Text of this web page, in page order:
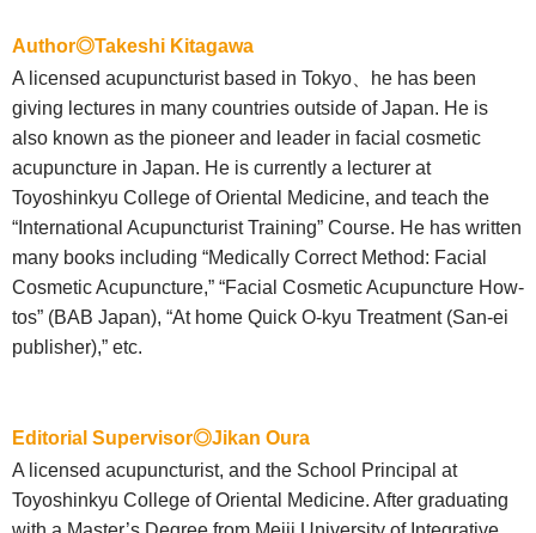
Author◎Takeshi Kitagawa
A licensed acupuncturist based in Tokyo、he has been
giving lectures in many countries outside of Japan. He is
also known as the pioneer and leader in facial cosmetic
acupuncture in Japan. He is currently a lecturer at
Toyoshinkyu College of Oriental Medicine, and teach the
“International Acupuncturist Training” Course. He has written
many books including “Medically Correct Method: Facial
Cosmetic Acupuncture,” “Facial Cosmetic Acupuncture How-
tos” (BAB Japan), “At home Quick O-kyu Treatment (San-ei
publisher),” etc.
Editorial Supervisor◎Jikan Oura
A licensed acupuncturist, and the School Principal at
Toyoshinkyu College of Oriental Medicine. After graduating